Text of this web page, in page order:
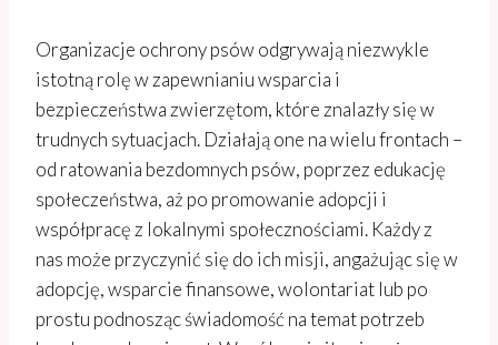
Organizacje ochrony psów odgrywają niezwykle
istotną rolę w zapewnianiu wsparcia i
bezpieczeństwa zwierzętom, które znalazły się w
trudnych sytuacjach. Działają one na wielu frontach –
od ratowania bezdomnych psów, poprzez edukację
społeczeństwa, aż po promowanie adopcji i
współpracę z lokalnymi społecznościami. Każdy z
nas może przyczynić się do ich misji, angażując się w
adopcję, wsparcie finansowe, wolontariat lub po
prostu podnosząc świadomość na temat potrzeb